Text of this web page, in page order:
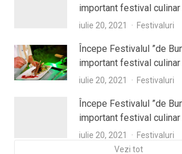
important festival culinar
iulie 20, 2021 Festivaluri
Începe Festivalul ”de
important festival culinar
iulie 20, 2021 Festivaluri
Începe Festivalul ”de
important festival culinar
iulie 20, 2021
Festivaluri
Vezi tot